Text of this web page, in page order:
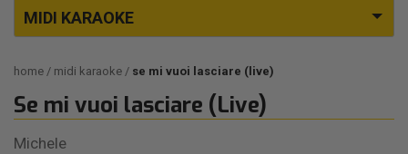
MIDI KARAOKE
home midi karaoke se mi vuoi lasciare (live)
Se mi vuoi lasciare (Live)
Michele